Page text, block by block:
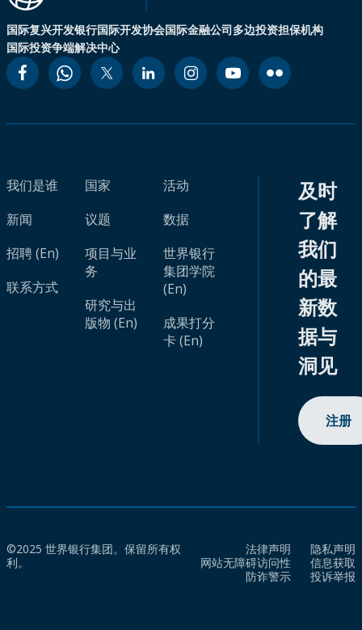
国际复兴开发银行国际开发协会国际金融公司多边投资担保机构
国际投资争端解决中心
我们是谁
新闻
招聘 (En)
联系方式
国家
议题
项目与业
务
研究与出
版物 (En)
活动
数据
世界银行
集团学院
(En)
成果打分
卡 (En)
及时
了解
我们
的最
新数
据与
洞见
注册
©2025 世界银行集团。保留所有权
利。
法律声明
隐私声明
网站无障碍访问性
信息获取
防诈警示
投诉举报